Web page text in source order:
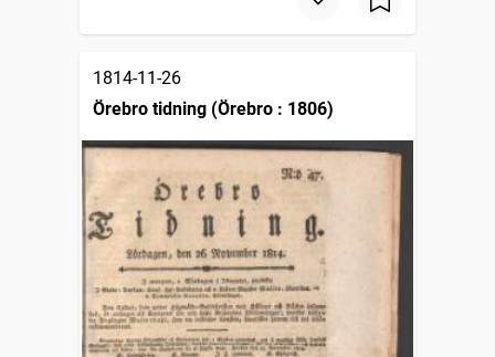
1814-11-26
Örebro tidning (Örebro : 1806)